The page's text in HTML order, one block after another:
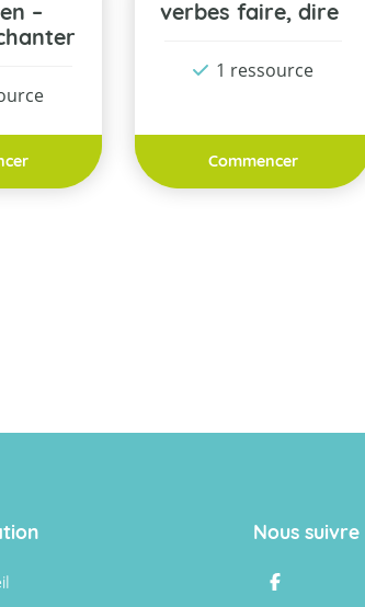
–
verbes faire, dire
1 ressource
Commencer
Nous suivre